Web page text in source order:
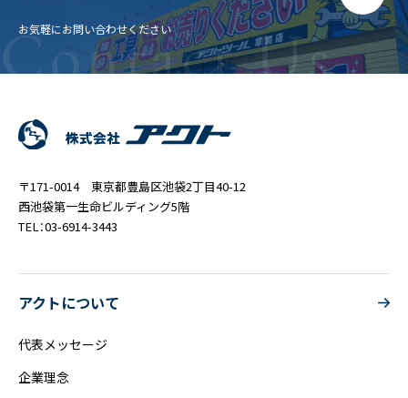
Contact Us
お気軽にお問い合わせください
〒171-0014 東京都豊島区池袋2丁目40-12
西池袋第一生命ビルディング5階
TEL：03-6914-3443
アクトについて
代表メッセージ
企業理念